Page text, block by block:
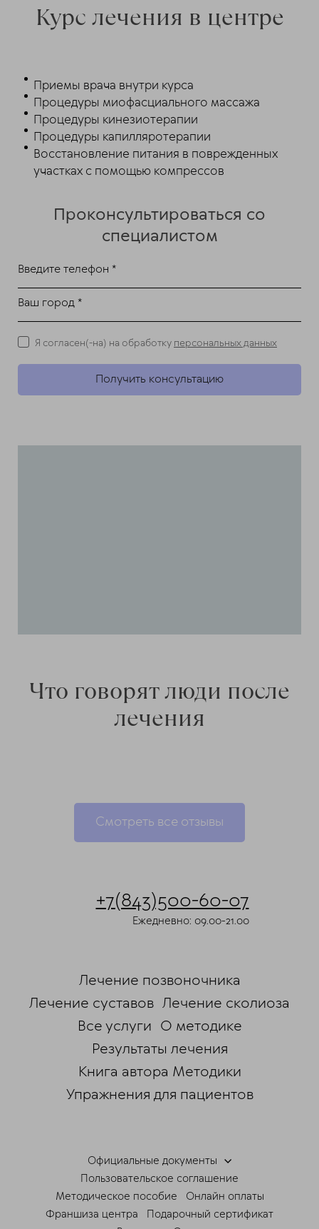
Курс лечения в центре
Приемы врача внутри курса
Процедуры миофасциального массажа
Процедуры кинезиотерапии
Процедуры капилляротерапии
Восстановление питания в поврежденных
участках с помощью компрессов
Проконсультироваться со
специалистом
Введите телефон *
Ваш город *
Получить консультацию
Я согласен(-на) на обработку персональных данных
Что говорят люди после
лечения
Смотреть все отзывы
+7(843)500-60-07
Ежедневно: 09.00-21.00
Лечение позвоночника
Лечение суставов Лечение сколиоза
Все услуги О методике
Результаты лечения
Книга автора Методики
Упражнения для пациентов
Официальные документы
Пользовательское соглашение
Методическое пособие
Онлайн оплаты
Франшиза центра
Подарочный сертификат
Telegram Max